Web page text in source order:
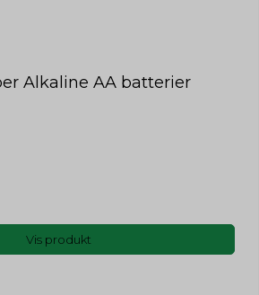
Alkaline AA batterier
Vis produkt